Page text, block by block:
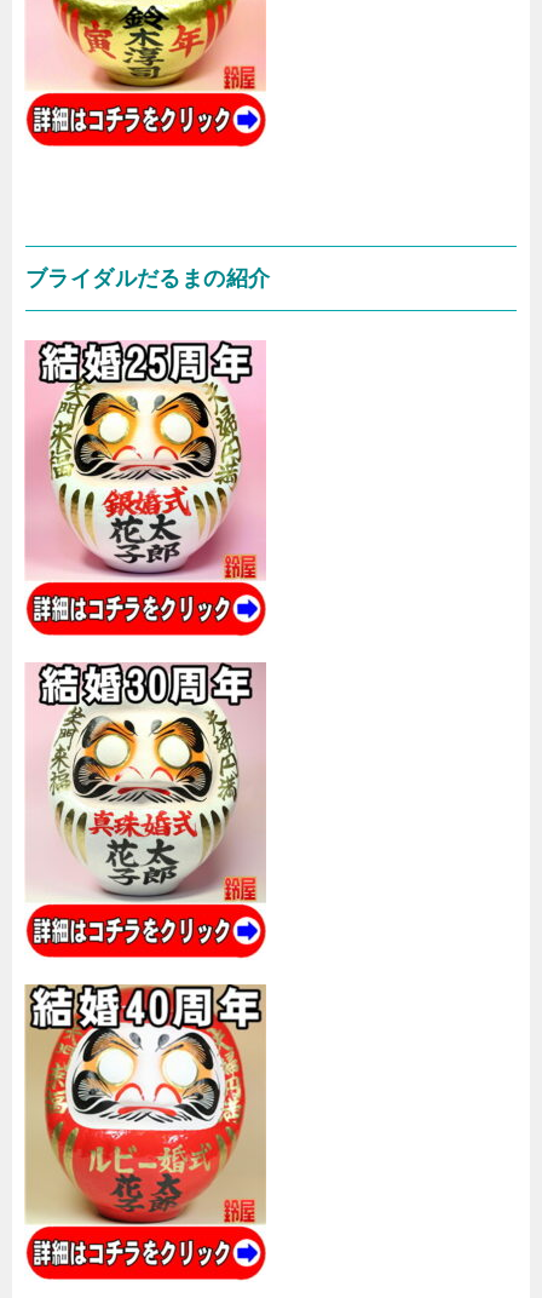
ブライダルだるまの紹介